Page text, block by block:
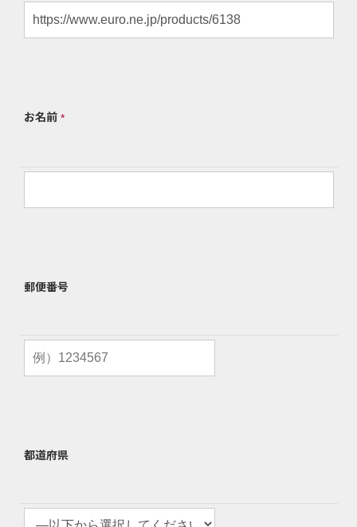
お名前 *
郵便番号
都道府県